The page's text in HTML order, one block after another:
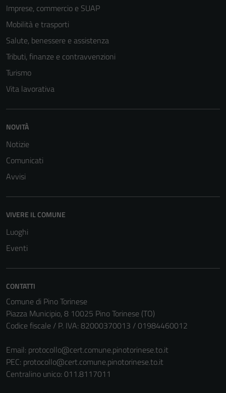
Imprese, commercio e SUAP
Mobilità e trasporti
Salute, benessere e assistenza
Tributi, finanze e contravvenzioni
Turismo
Vita lavorativa
NOVITÀ
Notizie
Comunicati
Avvisi
VIVERE IL COMUNE
Luoghi
Eventi
CONTATTI
Comune di Pino Torinese
Piazza Municipio, 8 10025 Pino Torinese (TO)
Codice fiscale / P. IVA: 82000370013 / 01984460012
Email: protocollo@cert.comune.pinotorinese.to.it
PEC: protocollo@cert.comune.pinotorinese.to.it
Centralino unico: 011.8117011